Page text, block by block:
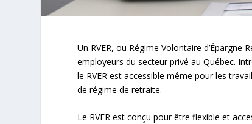
Un RVER, ou Régime Volontaire
employeurs du secteur privé au Québec.
le RVER est accessible même pour les
de régime de retraite.
Le RVER est conçu pour être flexible et